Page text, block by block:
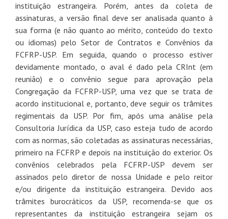
instituição estrangeira. Porém, antes da coleta de
assinaturas, a versão final deve ser analisada quanto à
sua forma (e não quanto ao mérito, conteúdo do texto
ou idiomas) pelo Setor de Contratos e Convênios da
FCFRP-USP. Em seguida, quando o processo estiver
devidamente montado, o aval é dado pela CRInt (em
reunião) e o convênio segue para aprovação pela
Congregação da FCFRP-USP, uma vez que se trata de
acordo institucional e, portanto, deve seguir os trâmites
regimentais da USP. Por fim, após uma análise pela
Consultoria Jurídica da USP, caso esteja tudo de acordo
com as normas, são coletadas as assinaturas necessárias,
primeiro na FCFRP e depois na instituição do exterior. Os
convênios celebrados pela FCFRP-USP devem ser
assinados pelo diretor de nossa Unidade e pelo reitor
e/ou dirigente da instituição estrangeira. Devido aos
trâmites burocráticos da USP, recomenda-se que os
representantes da instituição estrangeira sejam os